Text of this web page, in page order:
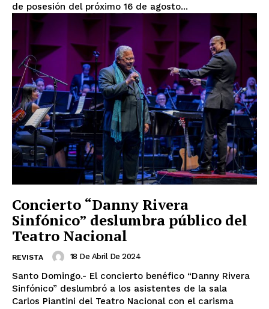
de posesión del próximo 16 de agosto...
Concierto “Danny Rivera
Sinfónico” deslumbra público del
Teatro Nacional
REVISTA 18 De Abril De 2024
Santo Domingo.- El concierto benéfico “Danny Rivera
Sinfónico” deslumbró a los asistentes de la sala
Carlos Piantini del Teatro Nacional con el carisma